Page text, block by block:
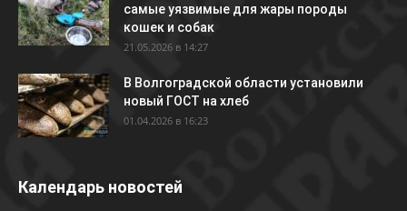
самые уязвимые для жары породы
кошек и собак
21.05.2026 в 14:27
В Волгоградской области установили
новый ГОСТ на хлеб
01.04.2026 в 16:23
Календарь новостей